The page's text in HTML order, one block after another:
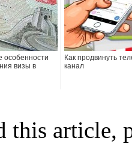
особенности
визы в
Как продвинуть
канал
this article,